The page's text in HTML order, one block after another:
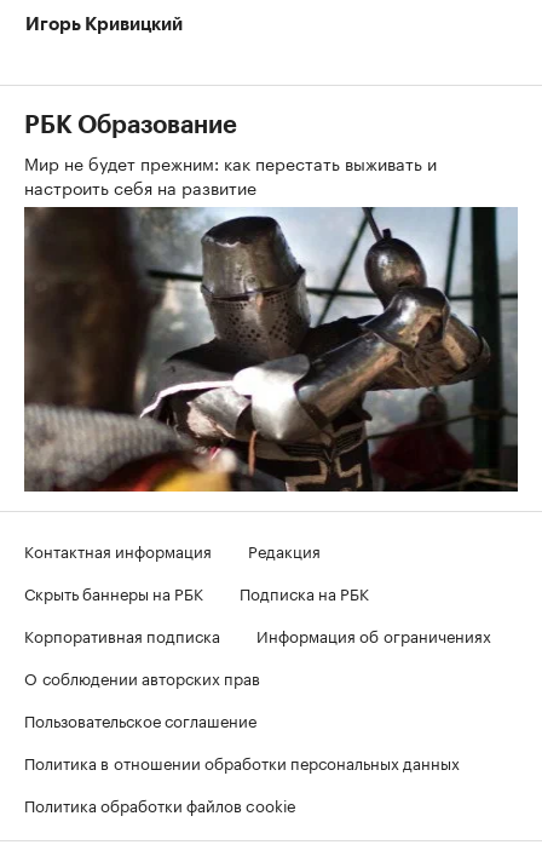
Игорь Кривицкий
РБК Образование
Мир не будет прежним: как перестать выживать и
настроить себя на развитие
Контактная информация
Редакция
Скрыть баннеры на РБК
Подписка на РБК
Корпоративная подписка
Информация об ограничениях
О соблюдении авторских прав
Пользовательское соглашение
Политика в отношении обработки персональных данных
Политика обработки файлов cookie